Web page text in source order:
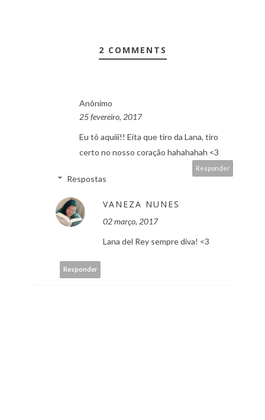
2 COMMENTS
Anônimo
25 fevereiro, 2017
Eu tô aquiii!! Eita que tiro da Lana, tiro
certo no nosso coração hahahahah <3
Responder
Respostas
VANEZA NUNES
02 março, 2017
Lana del Rey sempre diva! <3
Responder